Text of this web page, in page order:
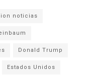
noticias
Donald Trump
Estados Unidos